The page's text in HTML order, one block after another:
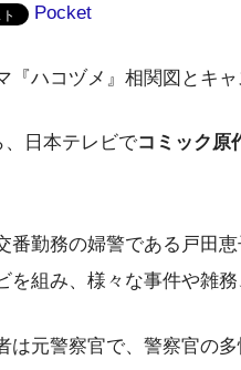
Pocket
『ハコヅメ』相関図とキ
、日本テレビでコミック原
番勤務の婦警である戸田
を組み、様々な事件や雑
は元警察官で、警察官の